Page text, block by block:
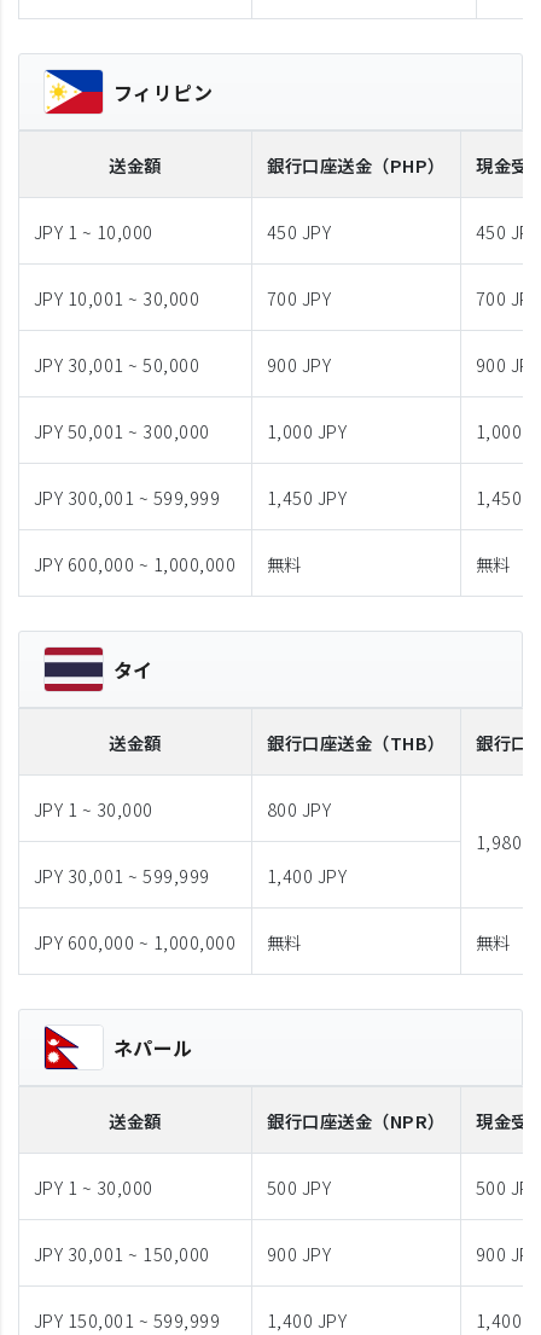
フィリピン
送金額 銀行口座送金 （PHP） 現金受
JPY 1 ~ 10,000 450 JPY 450 JPY
JPY 10,001 ~ 30,000 700 JPY 700 JPY
JPY 30,001 ~ 50,000 900 JPY 900 JPY
JPY 50,001 ~ 300,000 1,000 JPY 1,000
JPY 300,001 ~ 599,999 1,450 JPY 1,450
JPY 600,000 ~ 1,000,000 無料 無料
タイ
送金額 銀行口座送金 （THB） 銀行口
JPY 1 ~ 30,000
800 JPY
1,980
JPY 30,001 ~ 599,999
1,400 JPY
JPY 600,000 ~ 1,000,000 無料 無料
ネパール
送金額 銀行口座送金 （NPR） 現金受
JPY 1 ~ 30,000 500 JPY 500 JPY
JPY 30,001 ~ 150,000 900 JPY 900 JPY
JPY 150,001 ~ 599,999 1,400 JPY 1,400